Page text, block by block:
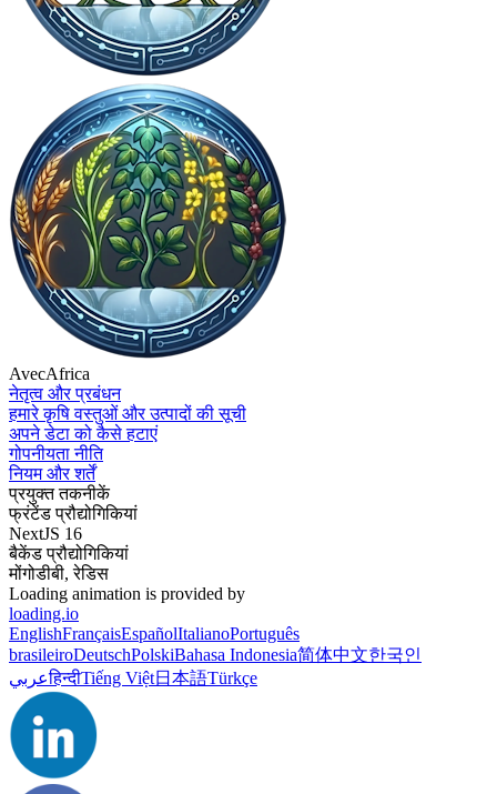
AvecAfrica
नेतृत्व और प्रबंधन
हमारे कृषि वस्तुओं और उत्पादों की सूची
अपने डेटा को कैसे हटाएं
गोपनीयता नीति
नियम और शर्तें
प्रयुक्त तकनीकें
फ्रंटेंड प्रौद्योगिकियां
NextJS 16
बैकेंड प्रौद्योगिकियां
मोंगोडीबी, रेडिस
Loading animation is provided by
loading.io
EnglishFrançaisEspañolItalianoPortuguês
brasileiroDeutschPolskiBahasa Indonesia简体中文한국인
عربيहिन्दीTiếng Việt日本語Türkçe